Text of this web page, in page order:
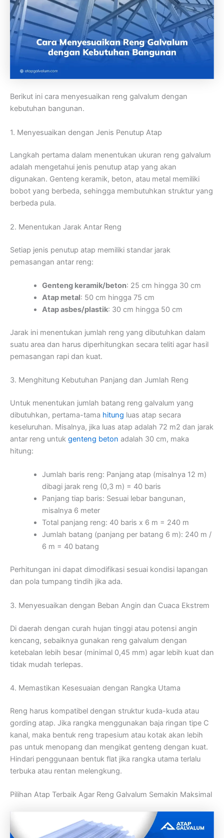
Berikut ini cara menyesuaikan reng galvalum dengan
kebutuhan bangunan.
1. Menyesuaikan dengan Jenis Penutup Atap
Langkah pertama dalam menentukan ukuran reng galvalum
adalah mengetahui jenis penutup atap yang akan
digunakan. Genteng keramik, beton, atau metal memiliki
bobot yang berbeda, sehingga membutuhkan struktur yang
berbeda pula.
2. Menentukan Jarak Antar Reng
Setiap jenis penutup atap memiliki standar jarak
pemasangan antar reng:
Genteng keramik/beton: 25 cm hingga 30 cm
Atap metal: 50 cm hingga 75 cm
Atap asbes/plastik: 30 cm hingga 50 cm
Jarak ini menentukan jumlah reng yang dibutuhkan dalam
suatu area dan harus diperhitungkan secara teliti agar hasil
pemasangan rapi dan kuat.
3. Menghitung Kebutuhan Panjang dan Jumlah Reng
Untuk menentukan jumlah batang reng galvalum yang
dibutuhkan, pertama-tama hitung luas atap secara
keseluruhan. Misalnya, jika luas atap adalah 72 m2 dan jarak
antar reng untuk genteng beton adalah 30 cm, maka
hitung:
Jumlah baris reng: Panjang atap (misalnya 12 m)
dibagi jarak reng (0,3 m) = 40 baris
Panjang tiap baris: Sesuai lebar bangunan,
misalnya 6 meter
Total panjang reng: 40 baris x 6 m = 240 m
Jumlah batang (panjang per batang 6 m): 240 m /
6 m = 40 batang
Perhitungan ini dapat dimodifikasi sesuai kondisi lapangan
dan pola tumpang tindih jika ada.
3. Menyesuaikan dengan Beban Angin dan Cuaca Ekstrem
Di daerah dengan curah hujan tinggi atau potensi angin
kencang, sebaiknya gunakan reng galvalum dengan
ketebalan lebih besar (minimal 0,45 mm) agar lebih kuat dan
tidak mudah terlepas.
4. Memastikan Kesesuaian dengan Rangka Utama
Reng harus kompatibel dengan struktur kuda-kuda atau
gording atap. Jika rangka menggunakan baja ringan tipe C
kanal, maka bentuk reng trapesium atau kotak akan lebih
pas untuk menopang dan mengikat genteng dengan kuat.
Hindari penggunaan bentuk flat jika rangka utama terlalu
terbuka atau rentan melengkung.
Pilihan Atap Terbaik Agar Reng Galvalum Semakin Maksimal